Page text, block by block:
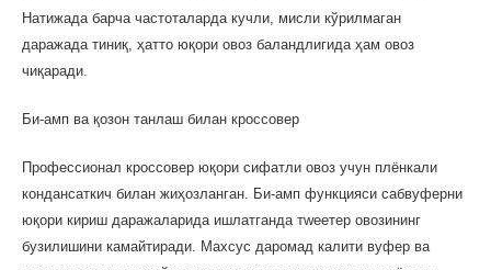
Натижада барча частоталарда кучли, мисли кўрилмаган
даражада тиниқ, ҳатто юқори овоз баландлигида ҳам овоз
чиқаради.
Би-амп ва қозон танлаш билан кроссовер
Профессионал кроссовер юқори сифатли овоз учун плёнкали
кондансаткич билан жиҳозланган. Би-амп функцияси сабвуферни
юқори кириш даражаларида ишлатганда тwеетер овозининг
бузилишини камайтиради. Махсус даромад калити вуфер ва